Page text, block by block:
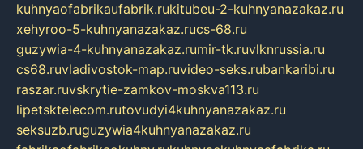
kuhnyaofabrikaufabrik.rukitubeu-2-kuhnyanazakaz.ru
xehyroo-5-kuhnyanazakaz.rucs-68.ru
guzywia-4-kuhnyanazakaz.rumir-tk.ruvlknrussia.ru
cs68.ruvladivostok-map.ruvideo-seks.rubankaribi.ru
raszar.ruvskrytie-zamkov-moskva113.ru
lipetsktelecom.rutovudyi4kuhnyanazakaz.ru
seksuzb.ruguzywia4kuhnyanazakaz.ru